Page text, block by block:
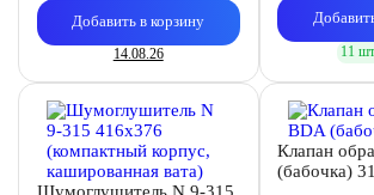
Добавить в корзину
14.08.26 11
Клапан
(бабочка)